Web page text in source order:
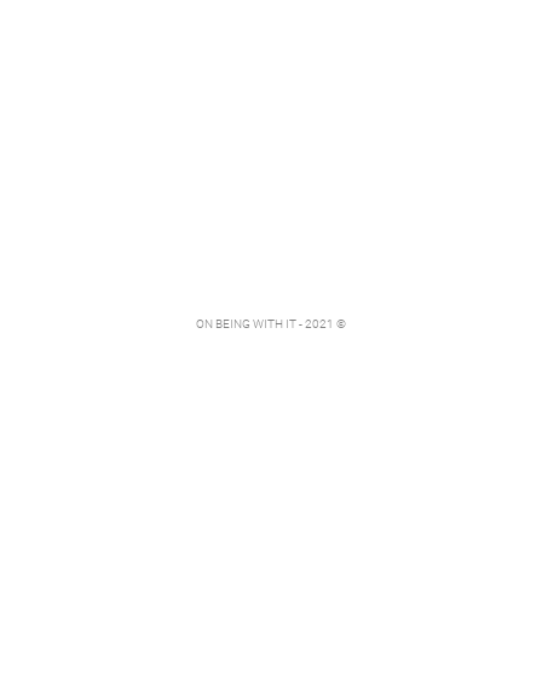
ON BEING WITH IT - 2021 ©